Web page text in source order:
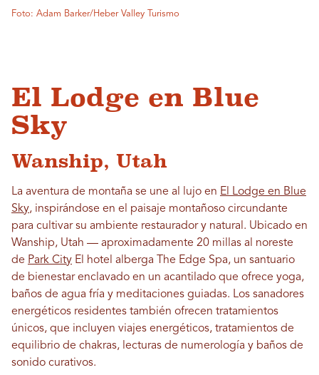
Foto: Adam Barker/Heber Valley Turismo
El Lodge en Blue
Sky
Wanship, Utah
La aventura de montaña se une al lujo en El Lodge en Blue
Sky, inspirándose en el paisaje montañoso circundante
para cultivar su ambiente restaurador y natural. Ubicado en
Wanship, Utah — aproximadamente 20 millas al noreste
de Park City El hotel alberga The Edge Spa, un santuario
de bienestar enclavado en un acantilado que ofrece yoga,
baños de agua fría y meditaciones guiadas. Los sanadores
energéticos residentes también ofrecen tratamientos
únicos, que incluyen viajes energéticos, tratamientos de
equilibrio de chakras, lecturas de numerología y baños de
sonido curativos.